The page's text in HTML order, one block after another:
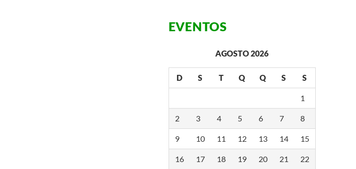
EVENTOS
AGOSTO 2026
D S T Q Q S S
1
2 3 4 5 6 7 8
9 10 11 12 13 14 15
16 17 18 19 20 21 22